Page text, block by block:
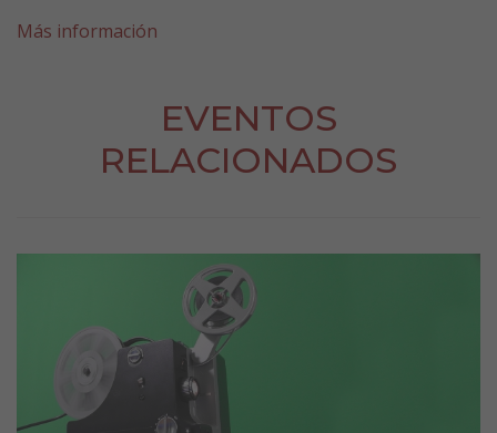
Más información
EVENTOS
RELACIONADOS